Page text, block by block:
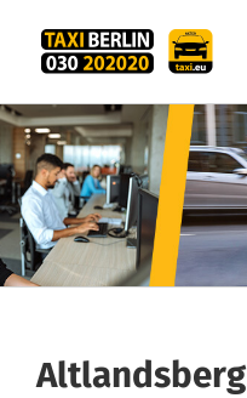
Inhalt
springen
Altlandsberg